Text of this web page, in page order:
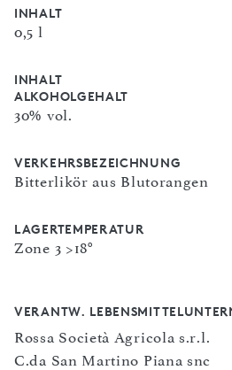
INHALT
0,5 l
INHALT
ALKOHOLGEHALT
30% vol.
VERKEHRSBEZEICHNUNG
Bitterlikör aus Blutorangen
LAGERTEMPERATUR
Zone 3 >18°
VERANTW.
Rossa Società Agricola s.r.l.
C.da San Martino Piana snc